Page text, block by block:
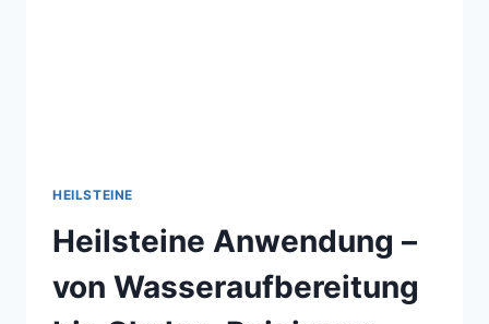
HEILSTEINE
Heilsteine Anwendung –
von Wasseraufbereitung